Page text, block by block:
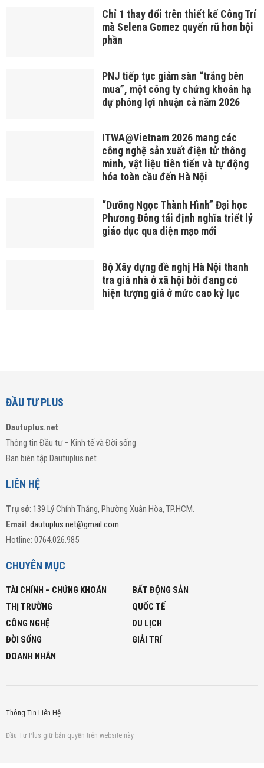
Chỉ 1 thay đổi trên thiết kế Công Trí
mà Selena Gomez quyến rũ hơn bội
phần
PNJ tiếp tục giảm sàn “trắng bên
mua”, một công ty chứng khoán hạ
dự phóng lợi nhuận cả năm 2026
ITWA@Vietnam 2026 mang các
công nghệ sản xuất điện tử thông
minh, vật liệu tiên tiến và tự động
hóa toàn cầu đến Hà Nội
“Dưỡng Ngọc Thành Hình” Đại học
Phương Đông tái định nghĩa triết lý
giáo dục qua diện mạo mới
Bộ Xây dựng đề nghị Hà Nội thanh
tra giá nhà ở xã hội bởi đang có
hiện tượng giá ở mức cao kỷ lục
ĐẦU TƯ PLUS
Dautuplus.net
Thông tin Đầu tư – Kinh tế và Đời sống
Ban biên tập Dautuplus.net
LIÊN HỆ
Trụ sở: 139 Lý Chính Thắng, Phường Xuân Hòa, TP.HCM.
Email : dautuplus.net@gmail.com
Hotline: 0764.026.985
CHUYÊN MỤC
TÀI CHÍNH – CHỨNG KHOÁN
BẤT ĐỘNG SẢN
THỊ TRƯỜNG
QUỐC TẾ
CÔNG NGHỆ
DU LỊCH
ĐỜI SỐNG
GIẢI TRÍ
DOANH NHÂN
Thông Tin Liên Hệ
Đầu Tư Plus giữ bản quyền trên website này